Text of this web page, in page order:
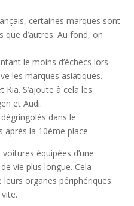
certaines marques sont
d’autres. Au fond, on
le moins d’échecs lors
les marques asiatiques.
Kia. S’ajoute à cela les
et Audi.
dans le
la 10ème place.
équipées d’une
vie plus longue. Cela
leurs organes périphériques.